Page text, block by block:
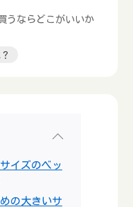
うならどこがいいか
イズのベッ
の大きいサ